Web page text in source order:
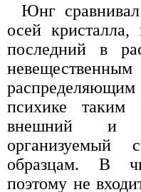
Юнг
осей кристалла,
последний в
психике таким
внешний и
организуемый
образцам. В
поэтому не